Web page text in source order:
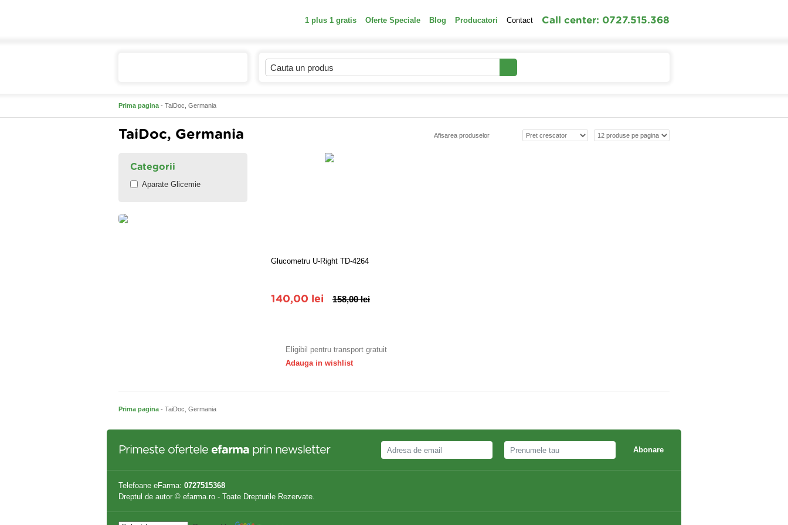
1 plus 1 gratis Oferte Speciale Blog Producatori Contact Call center: 0727.515.368
Prima pagina - TaiDoc, Germania
TaiDoc, Germania Afisarea produselor
Categorii
Aparate Glicemie
Glucometru U-Right TD-4264
140,00 lei 158,00 lei
Eligibil pentru transport gratuit
Adauga in wishlist
Prima pagina - TaiDoc, Germania
Primeste ofertele efarma prin newsletter Abonare
Telefoane eFarma: 0727515368
Dreptul de autor © efarma.ro - Toate Drepturile Rezervate.